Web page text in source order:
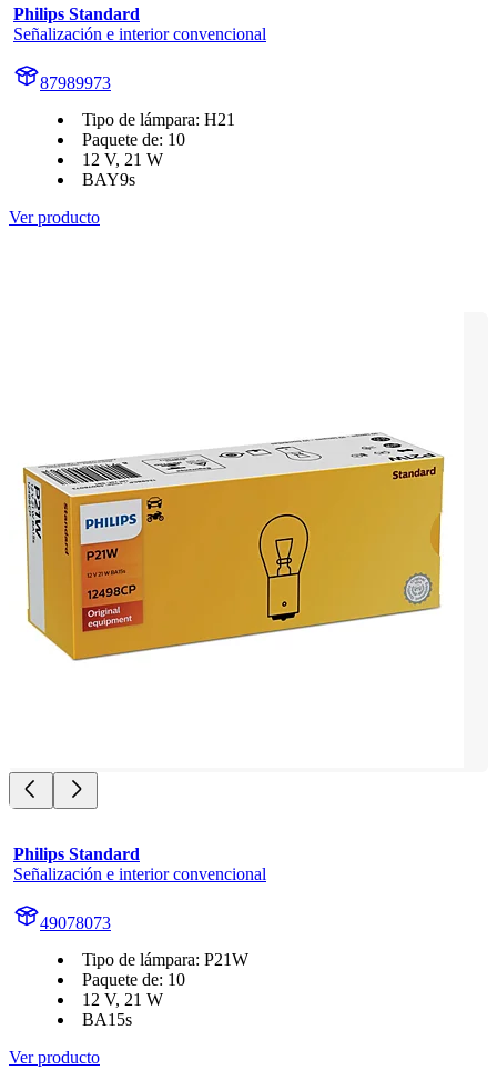
Philips Standard
Señalización e interior convencional
87989973
Tipo de lámpara: H21
Paquete de: 10
12 V, 21 W
BAY9s
Ver producto
Philips Standard
Señalización e interior convencional
49078073
Tipo de lámpara: P21W
Paquete de: 10
12 V, 21 W
BA15s
Ver producto